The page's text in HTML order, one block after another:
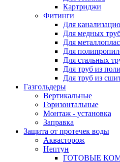
Картриджи
Фитинги
Для
Для медных
Для
Для
Для стальных
Для труб из
Для труб из
Газгольдеры
Вертикальные
Горизонтальные
Монтаж - установка
Заправка
Защита от протечек воды
Аквасторож
Нептун
ГОТОВЫЕ